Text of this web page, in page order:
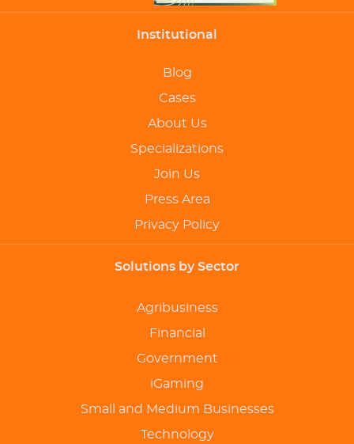
Institutional
Blog
Cases
About Us
Specializations
Join Us
Press Area
Privacy Policy
Solutions by Sector
Agribusiness
Financial
Government
iGaming
Small and Medium Businesses
Technology